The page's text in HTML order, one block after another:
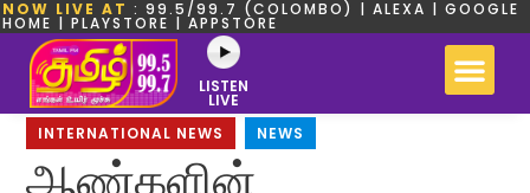
NOW LIVE AT : 99.5/99.7 (COLOMBO) | ALEXA | GOOGLE
HOME | PLAYSTORE | APPSTORE
LISTEN
LIVE
INTERNATIONAL NEWS
NEWS